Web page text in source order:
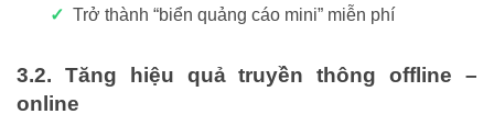
Trở thành “biển quảng cáo mini” miễn phí
3.2. Tăng hiệu quả truyền thông offline –
online